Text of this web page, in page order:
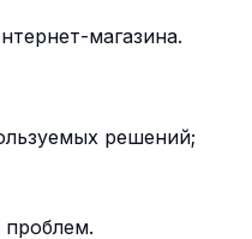
магазина.
решений;
проблем.